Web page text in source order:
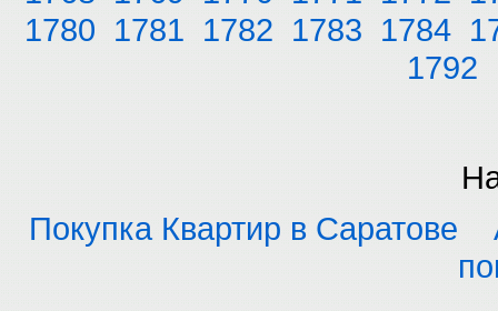
1780 1781 1782 1783 1784
1792
Покупка Квартир в Саратове